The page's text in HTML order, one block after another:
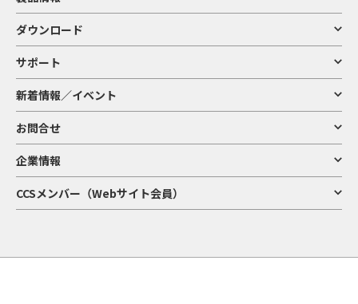
ダウンロード
サポート
新着情報／イベント
お問合せ
企業情報
CCSメンバー（Webサイト会員）